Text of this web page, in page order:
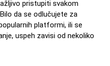
pristupiti svakom
da se odlučujete za
platformi, ili se
uspeh zavisi od nekoliko